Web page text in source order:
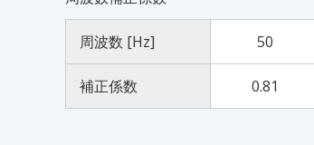
周波数 [Hz] 50
補正係数 0.81